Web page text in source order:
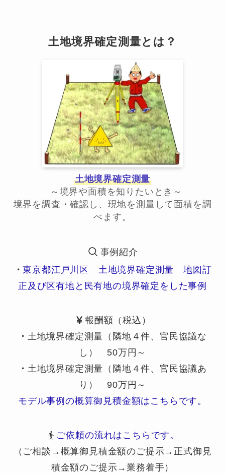
土地境界確定測量とは？
土地境界確定測量
～境界や面積を知りたいとき～
境界を調査・確認し、現地を測量して面積を調
べます。
事例紹介
・東京都江戸川区 土地境界確定測量 地図訂
正及び区有地と民有地の境界確定をした事例
報酬額（税込）
・ 土地境界確定測量（隣地４件、官民協議な
し） 50万円～
・ 土地境界確定測量（隣地４件、官民協議あ
り） 90万円～
モデル事例の概算御見積金額はこちらです。
ご依頼の流れはこちらです。
（ご相談→概算御見積金額のご提示→正式御見
積金額のご提示→業務着手）